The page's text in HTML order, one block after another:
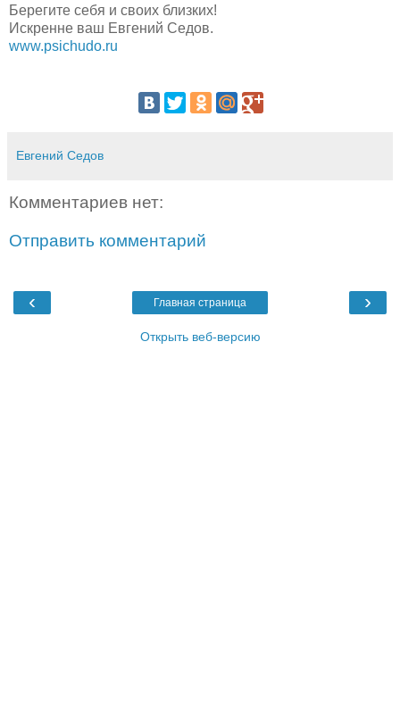
Берегите себя и своих близких!
Искренне ваш Евгений Седов.
www.psichudo.ru
Евгений Седов
Комментариев нет:
Отправить комментарий
‹ ›
Главная страница
Открыть веб-версию